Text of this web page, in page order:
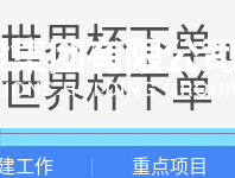
世界杯下单
世界杯下单
工作 重点项目